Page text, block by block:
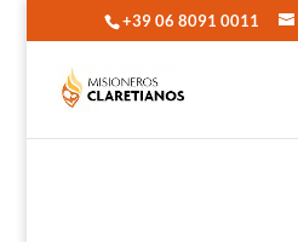
+39 06 8091 0011